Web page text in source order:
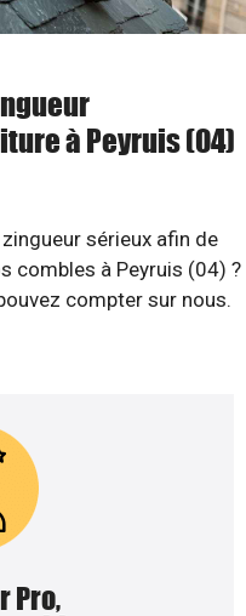
à Peyruis (04)
sérieux afin de
combles à Peyruis (04) ?
compter sur nous.
Pro,